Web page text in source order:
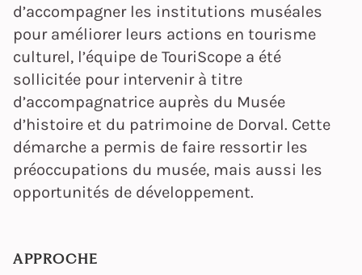
d’accompagner les institutions muséales
pour améliorer leurs actions en tourisme
culturel, l’équipe de TouriScope a été
sollicitée pour intervenir à titre
d’accompagnatrice auprès du Musée
d’histoire et du patrimoine de Dorval. Cette
démarche a permis de faire ressortir les
préoccupations du musée, mais aussi les
opportunités de développement.
APPROCHE